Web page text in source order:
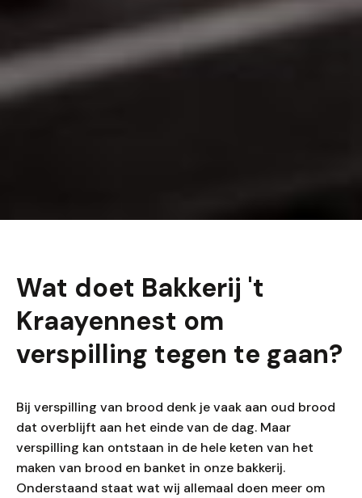
Wat doet Bakkerij 't
Kraayennest om
verspilling tegen te gaan?
Bij verspilling van brood denk je vaak aan oud brood
dat overblijft aan het einde van de dag. Maar
verspilling kan ontstaan in de hele keten van het
maken van brood en banket in onze bakkerij.
Onderstaand staat wat wij allemaal doen meer om